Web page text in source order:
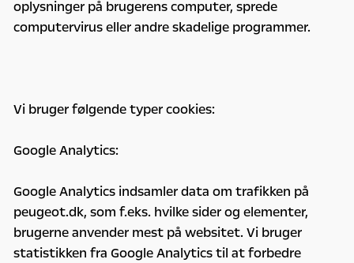
oplysninger på brugerens computer, sprede
computervirus eller andre skadelige programmer.
Vi bruger følgende typer cookies:
Google Analytics:
Google Analytics indsamler data om trafikken på
peugeot.dk, som f.eks. hvilke sider og elementer,
brugerne anvender mest på websitet. Vi bruger
statistikken fra Google Analytics til at forbedre